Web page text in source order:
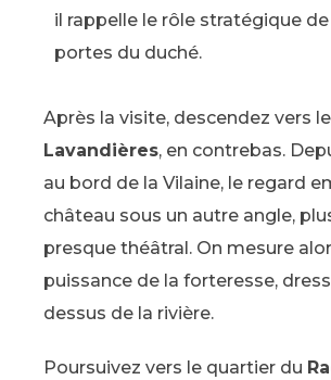
il rappelle le rôle stratégique
portes du duché.
Après la visite, descendez vers le
Lavandières, en contrebas.
au bord de la Vilaine, le regard
château sous un autre angle,
presque théâtral. On mesure
puissance de la forteresse,
dessus de la rivière.
Poursuivez vers le quartier du